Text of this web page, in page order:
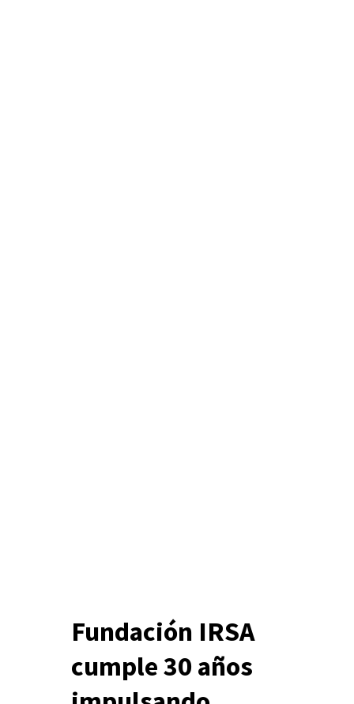
Fundación IRSA
cumple 30 años